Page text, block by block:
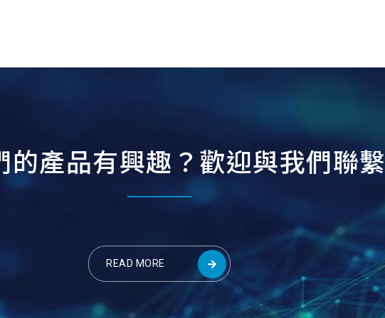
的產品有興趣 ？ 歡迎與我們 聯繫
READ MORE